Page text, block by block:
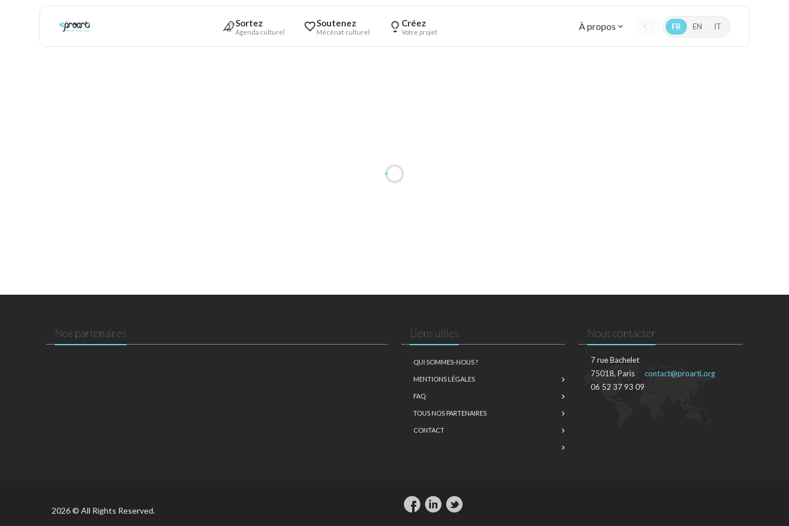
Sortez
Agenda culturel
Soutenez
Mécénat culturel
Créez
Votre projet À propos FR EN IT
Nos partenaires Liens utiles
QUI SOMMES-NOUS ?
MENTIONS LÉGALES
FAQ
TOUS NOS PARTENAIRES
CONTACT
Nous contacter
7 rue Bachelet
75018, Paris
06 52 37 93 09
contact@proarti.org
2026 © All Rights Reserved.